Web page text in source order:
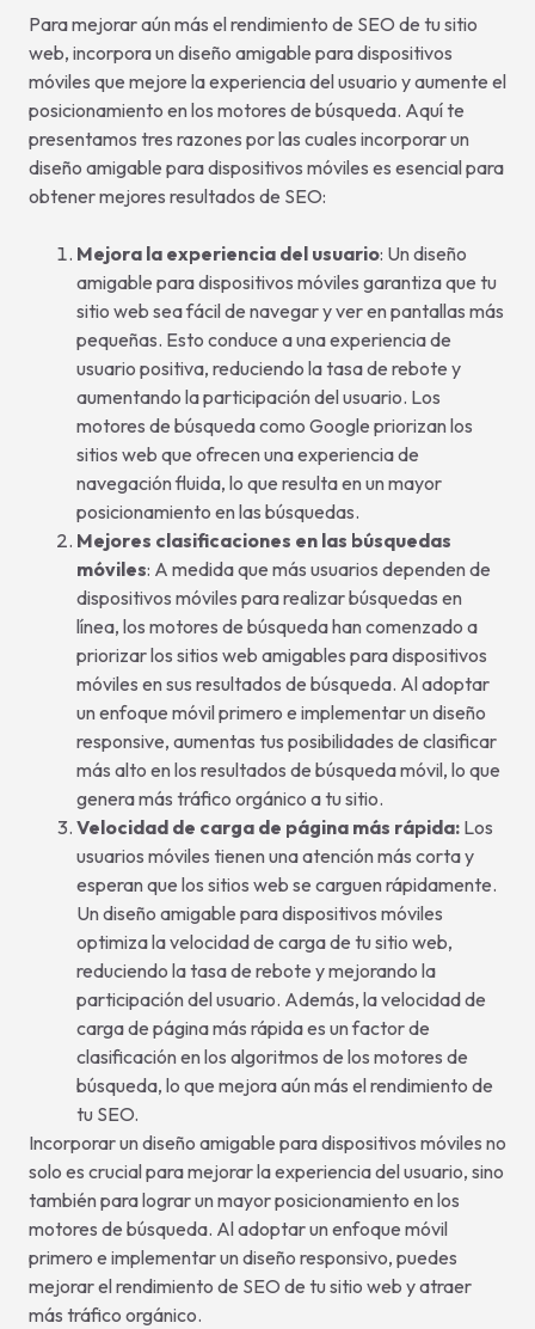
Para mejorar aún más el rendimiento de SEO de tu sitio
web, incorpora un diseño amigable para dispositivos
móviles que mejore la experiencia del usuario y aumente el
posicionamiento en los motores de búsqueda. Aquí te
presentamos tres razones por las cuales incorporar un
diseño amigable para dispositivos móviles es esencial para
obtener mejores resultados de SEO:
Mejora la experiencia del usuario: Un diseño
amigable para dispositivos móviles garantiza que tu
sitio web sea fácil de navegar y ver en pantallas más
pequeñas. Esto conduce a una experiencia de
usuario positiva, reduciendo la tasa de rebote y
aumentando la participación del usuario. Los
motores de búsqueda como Google priorizan los
sitios web que ofrecen una experiencia de
navegación fluida, lo que resulta en un mayor
posicionamiento en las búsquedas.
Mejores clasificaciones en las búsquedas
móviles: A medida que más usuarios dependen de
dispositivos móviles para realizar búsquedas en
línea, los motores de búsqueda han comenzado a
priorizar los sitios web amigables para dispositivos
móviles en sus resultados de búsqueda. Al adoptar
un enfoque móvil primero e implementar un diseño
responsive, aumentas tus posibilidades de clasificar
más alto en los resultados de búsqueda móvil, lo que
genera más tráfico orgánico a tu sitio.
Velocidad de carga de página más rápida: Los
usuarios móviles tienen una atención más corta y
esperan que los sitios web se carguen rápidamente.
Un diseño amigable para dispositivos móviles
optimiza la velocidad de carga de tu sitio web,
reduciendo la tasa de rebote y mejorando la
participación del usuario. Además, la velocidad de
carga de página más rápida es un factor de
clasificación en los algoritmos de los motores de
búsqueda, lo que mejora aún más el rendimiento de
tu SEO.
Incorporar un diseño amigable para dispositivos móviles no
solo es crucial para mejorar la experiencia del usuario, sino
también para lograr un mayor posicionamiento en los
motores de búsqueda. Al adoptar un enfoque móvil
primero e implementar un diseño responsivo, puedes
mejorar el rendimiento de SEO de tu sitio web y atraer
más tráfico orgánico.